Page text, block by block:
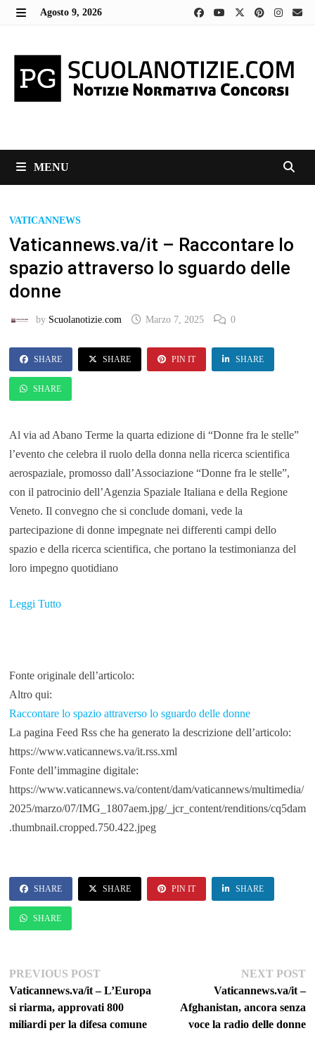
Skip
Agosto 9, 2026
MENU
VATICANNEWS
Vaticannews.va/it – Raccontare lo
spazio attraverso lo sguardo delle
donne
by Scuolanotizie.com Marzo 7, 2025 0
SHARE SHARE PIN IT SHARE
SHARE
Al via ad Abano Terme la quarta edizione di “Donne fra le stelle”
l’evento che celebra il ruolo della donna nella ricerca scientifica
aerospaziale, promosso dall’Associazione “Donne fra le stelle”,
con il patrocinio dell’Agenzia Spaziale Italiana e della Regione
Veneto. Il convegno che si conclude domani, vede la
partecipazione di donne impegnate nei differenti campi dello
spazio e della ricerca scientifica, che portano la testimonianza del
loro impegno quotidiano
Leggi Tutto
Fonte originale dell’articolo:
Altro qui:
Raccontare lo spazio attraverso lo sguardo delle donne
La pagina Feed Rss che ha generato la descrizione dell’articolo:
https://www.vaticannews.va/it.rss.xml
Fonte dell’immagine digitale:
https://www.vaticannews.va/content/dam/vaticannews/multimedia/
2025/marzo/07/IMG_1807aem.jpg/_jcr_content/renditions/cq5dam
.thumbnail.cropped.750.422.jpeg
SHARE SHARE PIN IT SHARE
SHARE
Navigazione
articoli
PREVIOUS POSTPrevious
post:
Vaticannews.va/it – L’Europa
si riarma, approvati 800
miliardi per la difesa comune
NEXT POST
Vaticannews.va/it –
Afghanistan, ancora senza
voce la radio delle donne